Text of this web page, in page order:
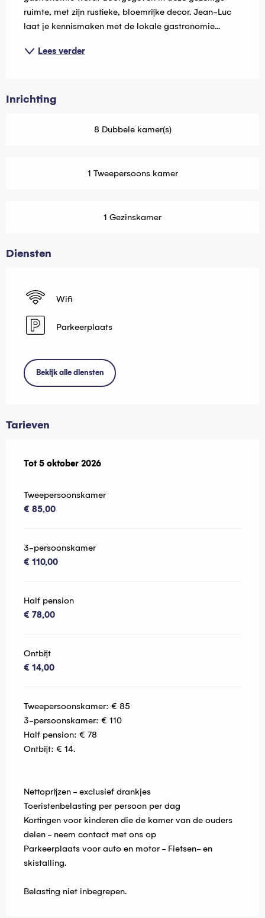
ruimte, met zijn rustieke, bloemrijke decor. Jean-Luc
laat je kennismaken met de lokale gastronomie...
Lees verder
Inrichting
8 Dubbele kamer(s)
1 Tweepersoons kamer
1 Gezinskamer
Diensten
Wifi
Parkeerplaats
Bekijk alle diensten
Tarieven
Van10 juni 2025tot
Tot5 oktober 2026
Tweepersoonskamer
€ 85,00
3-persoonskamer
€ 110,00
Half pension
€ 78,00
Ontbijt
€ 14,00
Tweepersoonskamer: € 85
3-persoonskamer: € 110
Half pension: € 78
Ontbijt: € 14.
Nettoprijzen - exclusief drankjes
Toeristenbelasting per persoon per dag
Kortingen voor kinderen die de kamer van de ouders
delen - neem contact met ons op
Parkeerplaats voor auto en motor - Fietsen- en
skistalling.
Belasting niet inbegrepen.